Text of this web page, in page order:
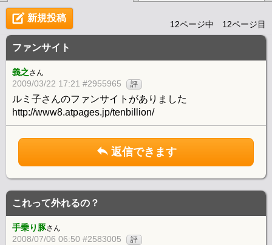
新規投稿
12ページ中 12ページ目
ファンサイト
義之さん
2009/03/22 17:21 #2955965 評
ルミ子さんのファンサイトがありました
http://www8.atpages.jp/tenbillion/
返信できます
これって外れるの？
手乗り豚さん
2008/07/06 06:50 #2583005 評